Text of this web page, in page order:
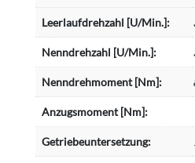
Leerlaufdrehzahl [U/Min.]:
Nenndrehzahl [U/Min.]:
Nenndrehmoment [Nm]:
Anzugsmoment [Nm]:
Getriebeuntersetzung: